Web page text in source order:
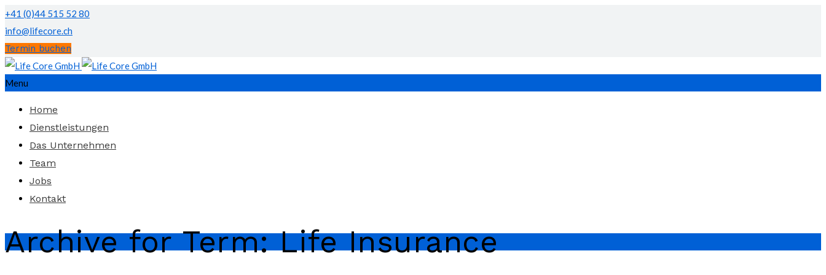
+41 (0)44 515 52 80
info@lifecore.ch
Termin buchen
Menu
Home
Dienstleistungen
Das Unternehmen
Team
Jobs
Kontakt
Archive for Term: Life Insurance